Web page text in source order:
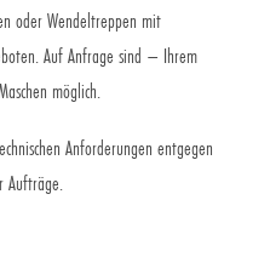
oder Wendeltreppen mit
Auf Anfrage sind – Ihrem
möglich.
Anforderungen entgegen